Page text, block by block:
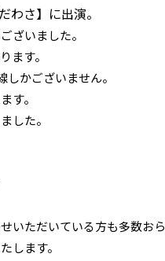
わさ】に出演。
ざいました。
ます。
かございません。
す。
した。
いただいている方も多数お
します。